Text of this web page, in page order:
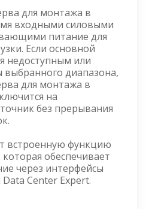
для монтажа в
входными силовыми
питание для
Если основной
недоступным или
выбранного диапазона,
для монтажа в
на
без прерывания
встроенную функцию
обеспечивает
через интерфейсы
Data Center Expert.